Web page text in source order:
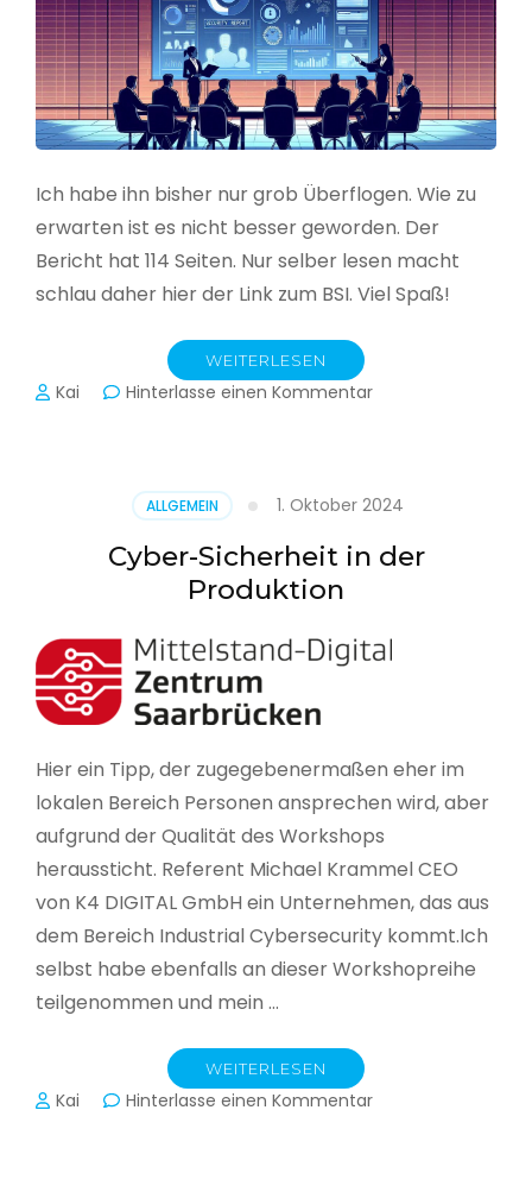
Ich habe ihn bisher nur grob Überflogen. Wie zu
erwarten ist es nicht besser geworden. Der
Bericht hat 114 Seiten. Nur selber lesen macht
schlau daher hier der Link zum BSI. Viel Spaß!
WEITERLESEN
Kai Hinterlasse einen Kommentarzu
seinen
Lagebericht
zur
in
Deutschland
ALLGEMEIN 1. Oktober 2024
Cyber-Sicherheit in der
Produktion
Hier ein Tipp, der zugegebenermaßen eher im
lokalen Bereich Personen ansprechen wird, aber
aufgrund der Qualität des Workshops
heraussticht. Referent Michael Krammel CEO
von K4 DIGITAL GmbH ein Unternehmen, das aus
dem Bereich Industrial Cybersecurity kommt.Ich
selbst habe ebenfalls an dieser Workshopreihe
teilgenommen und mein …
WEITERLESEN
Kai Hinterlasse einen Kommentarzu